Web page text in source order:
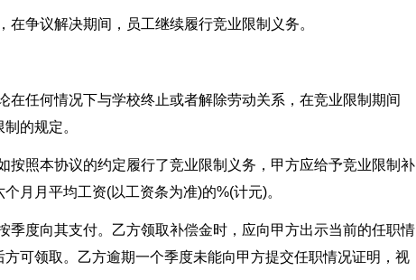
在争议解决期间，员工继续履行竞业限制义务。
在任何情况下与学校终止或者解除劳动关系，在竞业限制期间
的规定。
按照本协议的约定履行了竞业限制义务，甲方应给予竞业限制补
月月平均工资(以工资条为准)的%(计元)。
季度向其支付。乙方领取补偿金时，应向甲方出示当前的任职情
可领取。乙方逾期一个季度未能向甲方提交任职情况证明，视